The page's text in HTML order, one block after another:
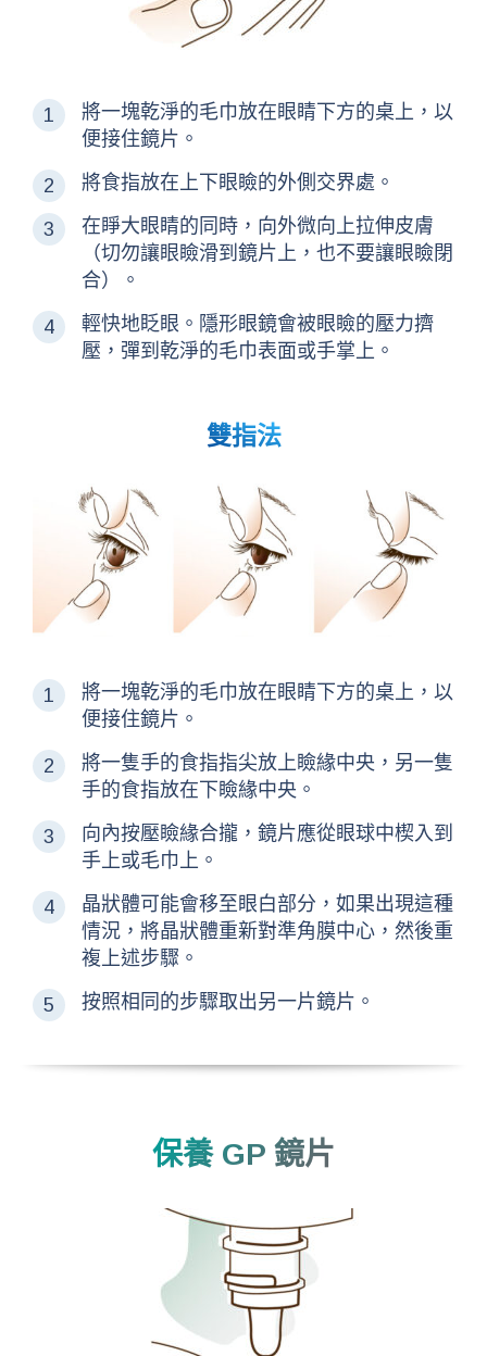
將一塊乾淨的毛巾放在眼睛下方的桌上，以
便接住鏡片。
將食指放在上下眼瞼的外側交界處。
在睜大眼睛的同時，向外微向上拉伸皮膚
（切勿讓眼瞼滑到鏡片上，也不要讓眼瞼閉
合）。
輕快地眨眼。隱形眼鏡會被眼瞼的壓力擠
壓，彈到乾淨的毛巾表面或手掌上。
雙指法
將一塊乾淨的毛巾放在眼睛下方的桌上，以
便接住鏡片。
將一隻手的食指指尖放上瞼緣中央，另一隻
手的食指放在下瞼緣中央。
向內按壓瞼緣合攏，鏡片應從眼球中楔入到
手上或毛巾上。
晶狀體可能會移至眼白部分，如果出現這種
情況，將晶狀體重新對準角膜中心，然後重
複上述步驟。
按照相同的步驟取出另一片鏡片。
保養 GP 鏡片